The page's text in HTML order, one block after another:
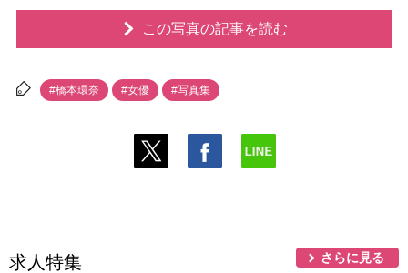
この写真の記事を読む
#橋本環奈 #女優 #写真集
求人特集 さらに見る